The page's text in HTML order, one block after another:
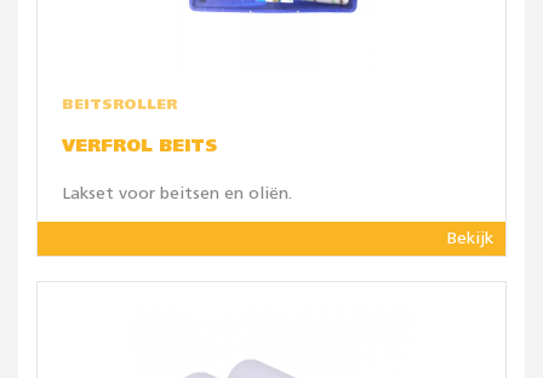
BEITSROLLER
VERFROL BEITS
Lakset voor beitsen en oliën.
Bekijk